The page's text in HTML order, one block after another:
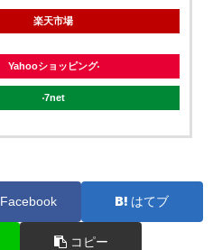
楽天市場
Yahooショッピング
7net
Facebook はてブ
コピー